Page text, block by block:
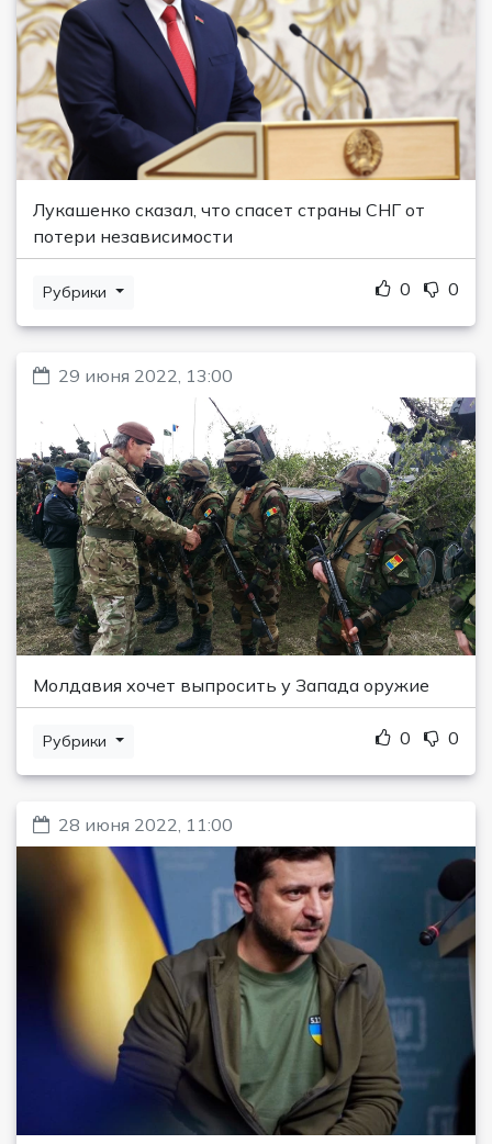
Лукашенко сказал, что спасет страны СНГ от
потери независимости
Рубрики 0 0
29 июня 2022, 13:00
Молдавия хочет выпросить у Запада оружие
Рубрики 0 0
28 июня 2022, 11:00